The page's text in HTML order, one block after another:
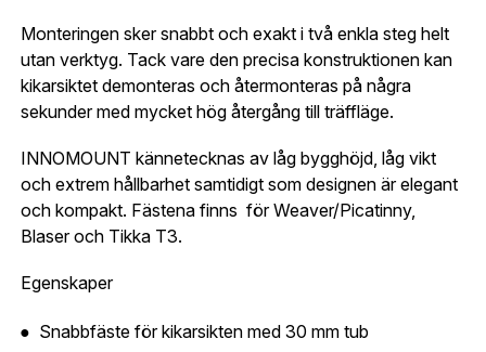
Monteringen sker snabbt och exakt i två enkla steg helt
utan verktyg. Tack vare den precisa konstruktionen kan
kikarsiktet demonteras och återmonteras på några
sekunder med mycket hög återgång till träffläge.
INNOMOUNT kännetecknas av låg bygghöjd, låg vikt
och extrem hållbarhet samtidigt som designen är elegant
och kompakt. Fästena finns för Weaver/Picatinny,
Blaser och Tikka T3.
Egenskaper
Snabbfäste för kikarsikten med 30 mm tub
Skapa konto och handla enklare
Är du företag eller förening?Med ett eget
konto hos oss får du snabbare utcheckning,
översikt över dina beställningar och sparade
uppgifter.
Är du en förening eller ett företag? Kontakta
oss så hjälper vi dig att skapa ett konto.
Skapa konto
Telefon: *
Land:*
E-post:*
Jag godkänner att mina uppgifter sparas enligt
integritetspolicyn.
Bevaka